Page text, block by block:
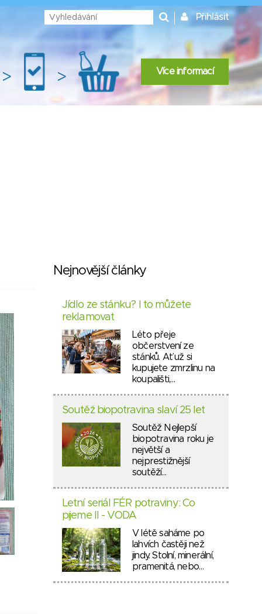
Přihlásit
> > Více informací
Nejnovější články
Jídlo ze stánku? I to můžete
reklamovat
Léto přeje
občerstvení ze
stánků. Ať už si
kupujete zmrzlinu na
koupališti,…
Soutěž biopotravina slaví 25 let
Soutěž Nejlepší
biopotravina roku je
největší a
nejprestižnější
soutěží…
Letní seriál FÉR potraviny: Co
pijeme II - VODA
V létě saháme po
lahvích častěji než
jindy. Stolní, minerální,
pramenitá, nebo…